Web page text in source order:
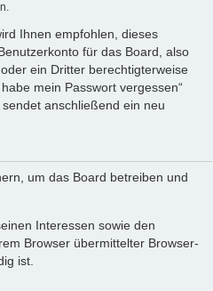
Ihnen empfohlen, dieses
für das Board, also
ein Dritter berechtigterweise
mein Passwort vergessen“
anschließend ein neu
um das Board betreiben und
Interessen sowie den
Browser übermittelter Browser-
ist.